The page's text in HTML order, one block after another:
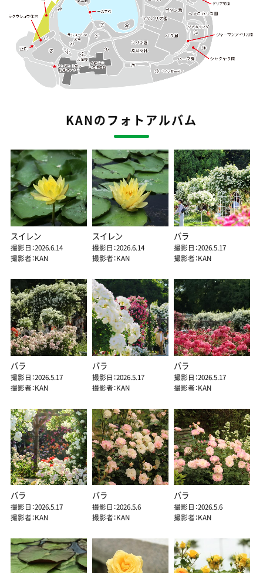
KANのフォトアルバム
スイレン
撮影日：2026.6.14
撮影者：KAN
スイレン
撮影日：2026.6.14
撮影者：KAN
バラ
撮影日：2026.5.17
撮影者：KAN
バラ
撮影日：2026.5.17
撮影者：KAN
バラ
撮影日：2026.5.17
撮影者：KAN
バラ
撮影日：2026.5.17
撮影者：KAN
バラ
撮影日：2026.5.17
撮影者：KAN
バラ
撮影日：2026.5.6
撮影者：KAN
バラ
撮影日：2026.5.6
撮影者：KAN